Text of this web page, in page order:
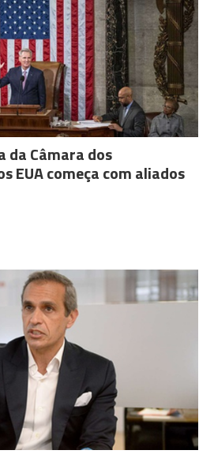
da Câmara dos
EUA começa com aliados